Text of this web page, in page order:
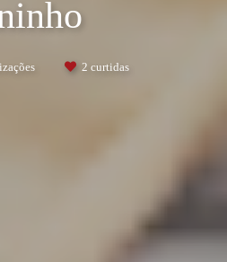
2 curtidas